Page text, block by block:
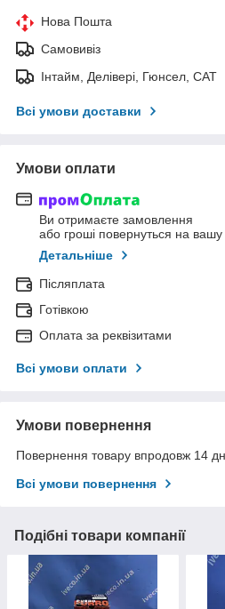
Нова Пошта
Самовивіз
Інтайм, Делівері, Гюнсел, САТ
Всі умови доставки
Умови оплати
Ви отримаєте замовлення
або гроші повернуться на вашу
Детальніше
Післяплата
Готівкою
Оплата за реквізитами
Всі умови оплати
Умови повернення
Повернення товару впродовж 14
Всі умови повернення
Подібні товари компанії